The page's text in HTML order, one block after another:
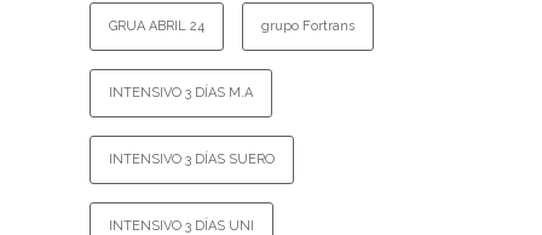
GRUA ABRIL 24 grupo Fortrans
INTENSIVO 3 DÍAS M.A
INTENSIVO 3 DÍAS SUERO
INTENSIVO 3 DÍAS UNI